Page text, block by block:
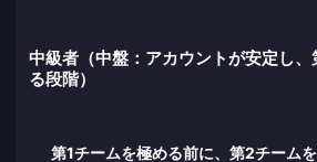
中級者（中盤：アカウントが安定し
る段階）
第1チームを極める前に、第2チーム